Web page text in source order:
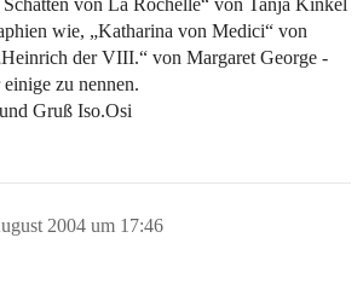
von La Rochelle“ von Tanja Kinkel
wie, „Katharina von Medici“ von
der VIII.“ von Margaret George -
zu nennen.
Gruß Iso.Osi
2004 um 17:46